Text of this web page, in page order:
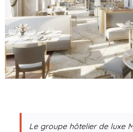
Le groupe hôtelier de luxe